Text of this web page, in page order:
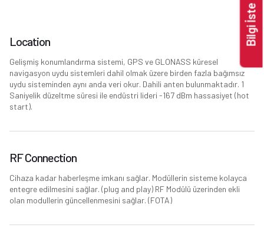
Location
Gelişmiş konumlandırma sistemi, GPS ve GLONASS küresel
navigasyon uydu sistemleri dahil olmak üzere birden fazla bağımsız
uydu sisteminden aynı anda veri okur. Dahili anten bulunmaktadır. 1
Saniyelik düzeltme süresi ile endüstri lideri -167 dBm hassasiyet (hot
start).
RF Connection
Cihaza kadar haberleşme imkanı sağlar. Modüllerin sisteme kolayca
entegre edilmesini sağlar. (plug and play) RF Modülü üzerinden ekli
olan modullerin güncellenmesini sağlar. (FOTA)
Bilgi İste